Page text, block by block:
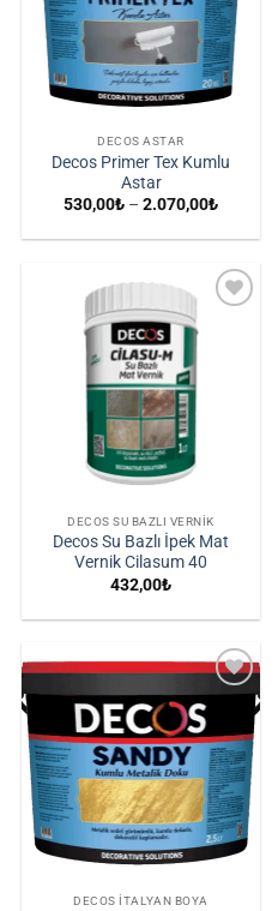
DECOS ASTAR
Decos Primer Tex Kumlu
Astar
530,00₺ – 2.070,00₺Fiyat
DECOS SU BAZLI VERNIK
Decos Su Bazlı İpek Mat
Vernik Cilasum 40
432,00₺
Listene
Ekle
DECOS İTALYAN BOYA